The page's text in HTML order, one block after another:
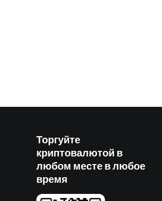
Торгуйте
криптовалютой в
любом месте в любое
время